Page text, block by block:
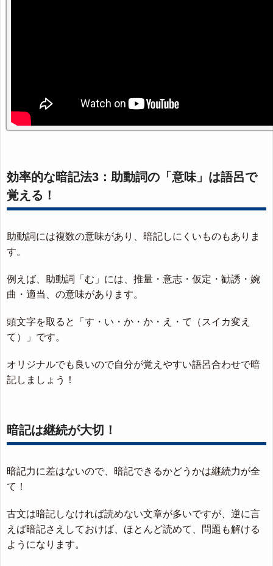
効率的な暗記法3：助動詞の「意味」は語呂で
覚える！
助動詞には複数の意味があり、暗記しにくいものもありま
す。
例えば、助動詞「む」には、推量・意志・仮定・勧誘・婉
曲・適当、の意味があります。
頭文字を取ると「す・い・か・か・え・て（スイカ変え
て）」です。
オリジナルでも良いので自分が覚えやすい語呂合わせで暗
記しましょう！
暗記は継続が大切！
暗記力に差はないので、暗記できるかどうかは継続力が全
て！
古文は暗記しなければ読めない文章が多いですが、逆に言
えば暗記さえしておけば、ほとんど読めて、問題も解ける
ようになります。